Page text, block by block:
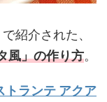
紹介された、
風」の作り方。
トランテ アクア